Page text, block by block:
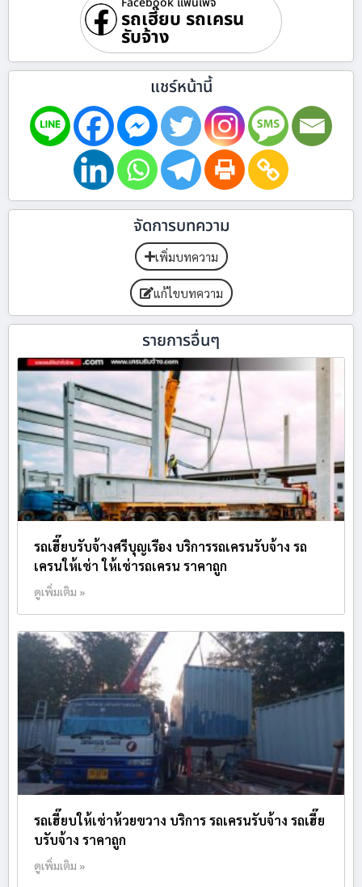
รถเฮี๊ยบ รถเครน
รับจ้าง
แชร์หน้านี้
จัดการบทความ
เพิ่มบทความ
แก้ไขบทความ
รายการอื่นๆ
รถเฮี๊ยบรับจ้างศรีบุญเรือง บริการรถเครนรับจ้าง รถ
เครนให้เช่า ให้เช่ารถเครน ราคาถูก
ดูเพิ่มเติม »
รถเฮี๊ยบให้เช่าห้วยขวาง บริการ รถเครนรับจ้าง รถเฮี๊ย
บรับจ้าง ราคาถูก
ดูเพิ่มเติม »